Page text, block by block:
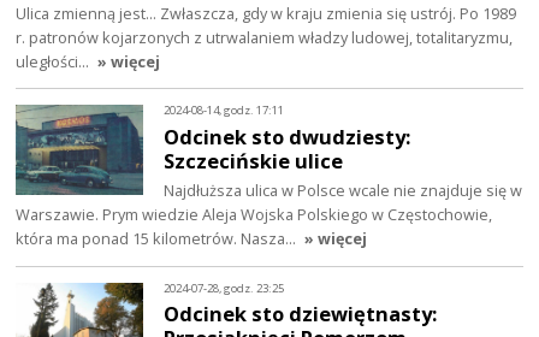
Ulica zmienną jest… Zwłaszcza, gdy w kraju zmienia się ustrój. Po 1989
r. patronów kojarzonych z utrwalaniem władzy ludowej, totalitaryzmu,
uległości… » więcej
2024-08-14, godz. 17:11
Odcinek sto dwudziesty:
Szczecińskie ulice
Najdłuższa ulica w Polsce wcale nie znajduje się w
Warszawie. Prym wiedzie Aleja Wojska Polskiego w Częstochowie,
która ma ponad 15 kilometrów. Nasza… » więcej
2024-07-28, godz. 23:25
Odcinek sto dziewiętnasty: